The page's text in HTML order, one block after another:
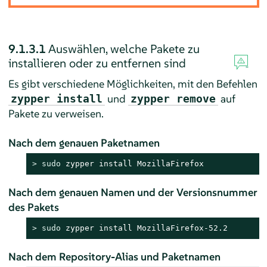
9.1.3.1Auswählen, welche Pakete zu
installieren oder zu entfernen sind
Es gibt verschiedene Möglichkeiten, mit den Befehlen
zypper install und zypper remove auf
Pakete zu verweisen.
Nach dem genauen Paketnamen
> sudo zypper install MozillaFirefox
Nach dem genauen Namen und der Versionsnummer
des Pakets
> sudo zypper install MozillaFirefox-52.2
Nach dem Repository-Alias und Paketnamen